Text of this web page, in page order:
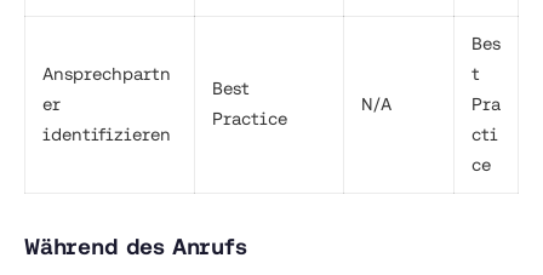
Ansprechpartn
er
identifizieren
Best
Practice
N/A
Bes
t
Pra
cti
ce
Während des Anrufs